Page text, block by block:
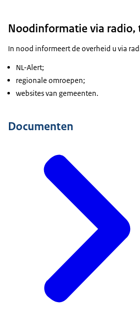
Noodinformatie via radio,
In nood informeert de overheid u via
NL-Alert;
regionale omroepen;
websites van gemeenten.
Documenten